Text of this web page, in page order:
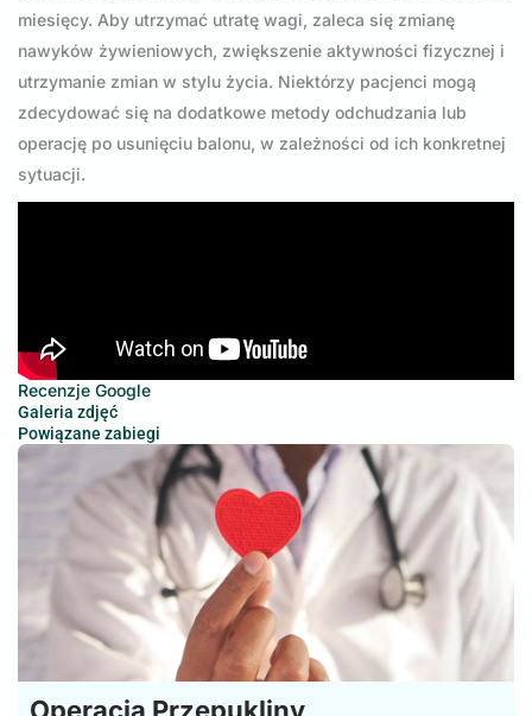
miesięcy. Aby utrzymać utratę wagi, zaleca się zmianę
nawyków żywieniowych, zwiększenie aktywności fizycznej i
utrzymanie zmian w stylu życia. Niektórzy pacjenci mogą
zdecydować się na dodatkowe metody odchudzania lub
operację po usunięciu balonu, w zależności od ich konkretnej
sytuacji.
Recenzje Google
Galeria zdjęć
Powiązane zabiegi